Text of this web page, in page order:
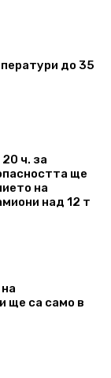
до 35
ч. за
ще
на
над 12 т
ще са само в